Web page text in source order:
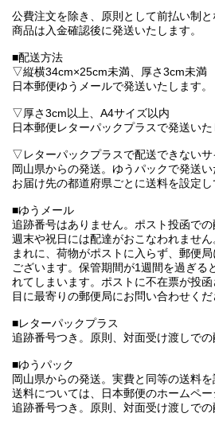
公費注文を除き、原則として前払い制と
商品は入金確認後に発送いたします。
■配送方法
▽縦横34cm×25cm未満、厚さ3cm未満
日本郵便ゆうメールで発送いたします。
▽厚さ3cm以上、A4サイズ以内
日本郵便レターパックプラスで発送いた
▽レターパックプラスで配送できないサ
岡山県からの発送。ゆうパックで発送い
お届け先の都道府県ごとに送料を設定し
■ゆうメール
追跡番号はありません。ポスト投函での
週末や祝日には配達がおこなわれません
まれに、荷物がポストに入らず、郵便
ございます。保管期間が1週間を過ぎる
れてしまいます。ポストに不在票が投
目に最寄りの郵便局にお問い合わせくだ
■レターパックプラス
追跡番号つき。原則、対面受け渡しでの
■ゆうパック
岡山県からの発送。実費と同等の送料を
送料については、日本郵便のホームペー
追跡番号つき。原則、対面受け渡しでの